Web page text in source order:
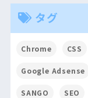
タグ
Chrome CSS
Google Adsense
SANGO SEO